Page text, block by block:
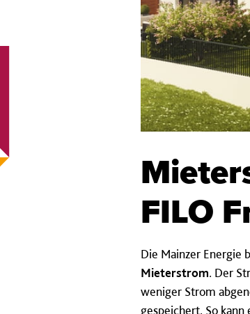
FILO
Die Mainzer Energie
Mieterstrom. Der
weniger Strom
gespeichert. So